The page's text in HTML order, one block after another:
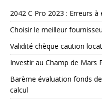
2042 C Pro 2023 : Erreurs
Choisir le meilleur
Validité chèque caution
Investir au Champ de Mars
Barème évaluation fonds
calcul